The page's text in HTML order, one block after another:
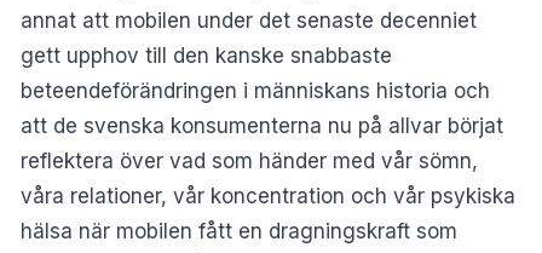
annat att mobilen under det senaste decenniet
gett upphov till den kanske snabbaste
beteendeförändringen i människans historia och
att de svenska konsumenterna nu på allvar börjat
reflektera över vad som händer med vår sömn,
våra relationer, vår koncentration och vår psykiska
hälsa när mobilen fått en dragningskraft som